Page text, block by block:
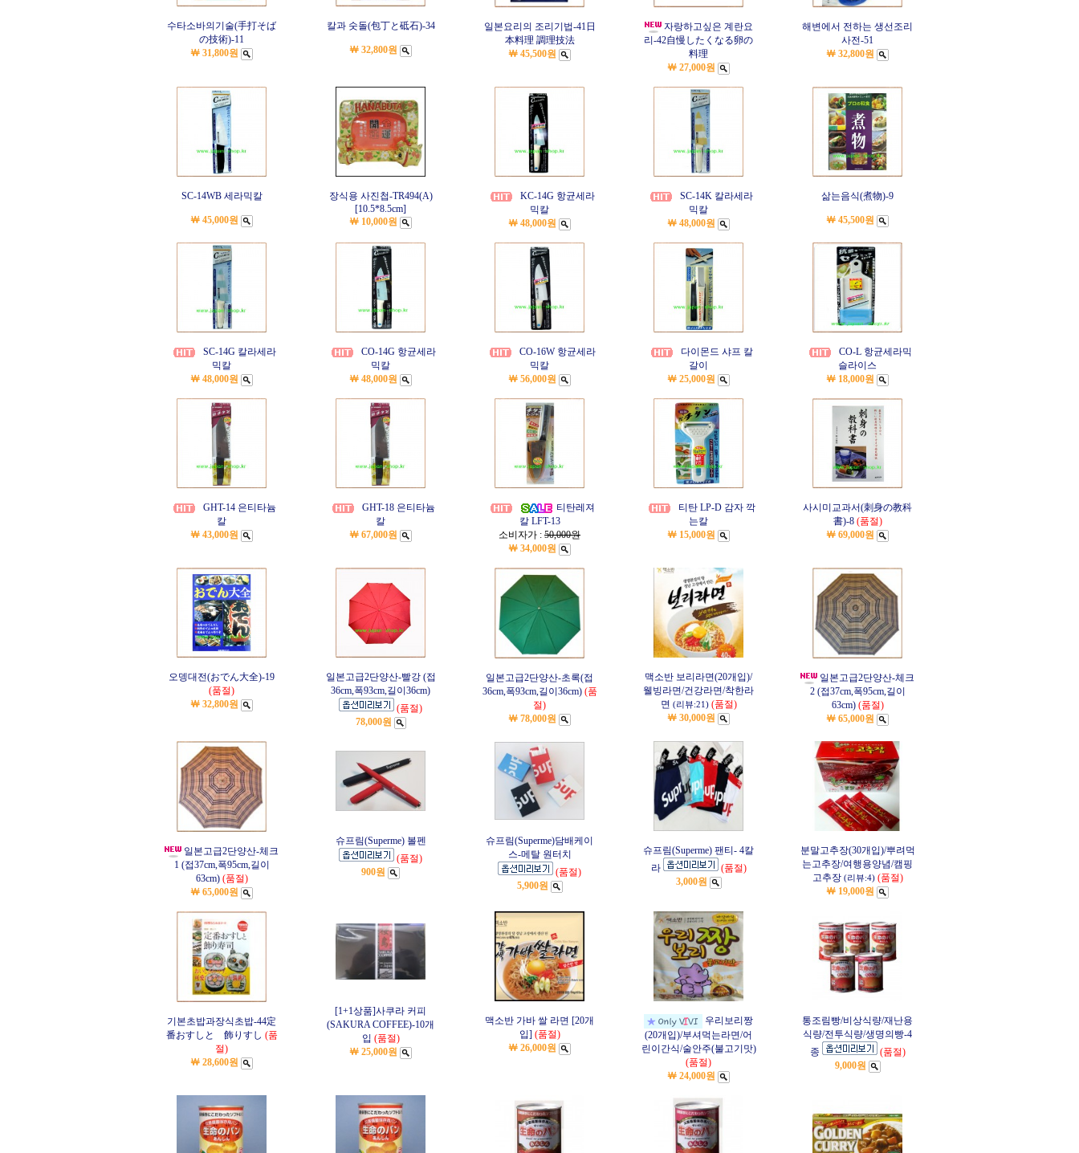
수타소바의기술(手打そば
の技術)-11
￦ 31,800원
칼과 숫돌(包丁と砥石)-34
￦ 32,800원
일본요리의 조리기법-41日
本料理 調理技法
￦ 45,500원
자랑하고싶은 계란요
리-42自慢したくなる卵の
料理
￦ 27,000원
해변에서 전하는 생선조리
사전-51
￦ 32,800원
SC-14WB 세라믹칼
￦ 45,000원
장식용 사진첩-TR494(A)
[10.5*8.5cm]
￦ 10,000원
KC-14G 항균세라
믹칼
￦ 48,000원
SC-14K 칼라세라
믹칼
￦ 48,000원
삶는음식(煮物)-9
￦ 45,500원
SC-14G 칼라세라
믹칼
￦ 48,000원
CO-14G 항균세라
믹칼
￦ 48,000원
CO-16W 항균세라
믹칼
￦ 56,000원
다이몬드 샤프 칼
갈이
￦ 25,000원
CO-L 항균세라믹
슬라이스
￦ 18,000원
GHT-14 은티타늄
칼
￦ 43,000원
GHT-18 은티타늄
칼
￦ 67,000원
티탄레져
칼 LFT-13
소비자가 : 50,000원
￦ 34,000원
티탄 LP-D 감자 깍
는칼
￦ 15,000원
사시미교과서(刺身の教科
書)-8 (품절)
￦ 69,000원
오뎅대전(おでん大全)-19
(품절)
￦ 32,800원
일본고급2단양산-빨강 (접
36cm,폭93cm,길이36cm)
(품절)
78,000원
일본고급2단양산-초록(접
36cm,폭93cm,길이36cm) (품
절)
￦ 78,000원
맥소반 보리라면(20개입)/
웰빙라면/건강라면/착한라
면 (리뷰:21) (품절)
￦ 30,000원
일본고급2단양산-체크
2 (접37cm,폭95cm,길이
63cm) (품절)
￦ 65,000원
일본고급2단양산-체크
1 (접37cm,폭95cm,길이
63cm) (품절)
￦ 65,000원
슈프림(Superme) 볼펜
(품절)
900원
슈프림(Superme)담배케이
스-메탈 원터치
(품절)
5,900원
슈프림(Superme) 팬티- 4칼
라
(품절)
3,000원
분말고추장(30개입)/뿌려먹
는고추장/여행용양념/캠핑
고추장 (리뷰:4) (품절)
￦ 19,000원
기본초밥과장식초밥-44定
番おすしと 飾りすし (품
절)
￦ 28,600원
[1+1상품]사쿠라 커피
(SAKURA COFFEE)-10개
입 (품절)
￦ 25,000원
맥소반 가바 쌀 라면 [20개
입] (품절)
￦ 26,000원
우리보리짱
(20개입)/부셔먹는라면/어
린이간식/술안주(불고기맛)
(품절)
￦ 24,000원
통조림빵/비상식량/재난용
식량/전투식량/생명의빵-4
종
(품절)
9,000원